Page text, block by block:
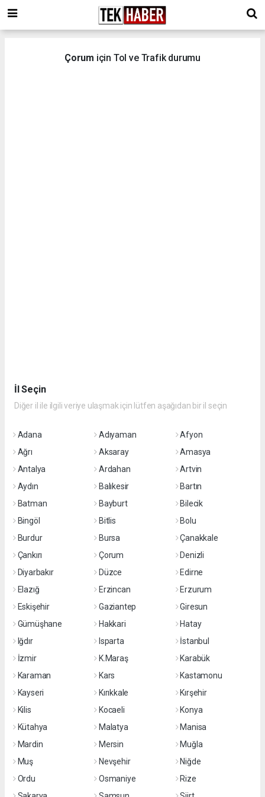
Çorum için Tol ve Trafik durumu
İl Seçin
Diğer il ile ilgili veriye ulaşmak için lütfen aşağıdan bir il seçin
Adana Adıyaman
Afyon
Ağrı
Aksaray
Amasya
Antalya
Ardahan
Artvin
Aydın
Balıkesir
Bartın
Batman
Bayburt
Bilecik
Bingöl
Bitlis
Bolu
Burdur
Bursa
Çanakkale
Çankırı
Çorum
Denizli
Diyarbakır
Düzce
Edirne
Elazığ
Erzincan
Erzurum
Eskişehir
Gaziantep
Giresun
Gümüşhane
Hakkari
Hatay
Iğdır
Isparta
İstanbul
İzmir
K.Maraş
Karabük
Karaman
Kars
Kastamonu
Kayseri
Kırıkkale
Kırşehir
Kilis
Kocaeli
Konya
Kütahya
Malatya
Manisa
Mardin
Mersin
Muğla
Muş
Nevşehir
Niğde
Ordu
Osmaniye
Rize